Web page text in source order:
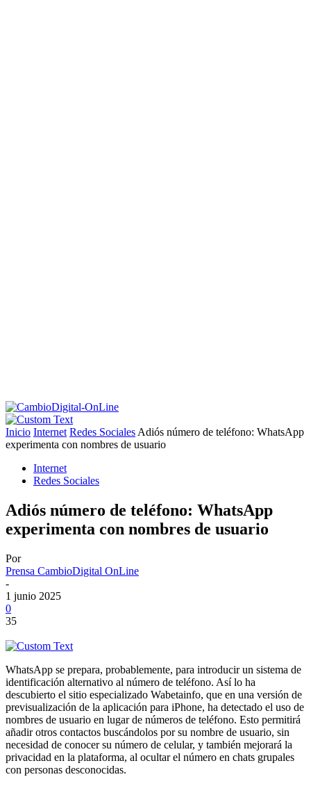
Inicio Internet Redes Sociales Adiós número de teléfono: WhatsApp
experimenta con nombres de usuario
Internet
Redes Sociales
Adiós número de teléfono: WhatsApp
experimenta con nombres de usuario
Por
Prensa CambioDigital OnLine
-
1 junio 2025
0
35
WhatsApp se prepara, probablemente, para introducir un sistema de
identificación alternativo al número de teléfono. Así lo ha
descubierto el sitio especializado Wabetainfo, que en una versión de
previsualización de la aplicación para iPhone, ha detectado el uso de
nombres de usuario en lugar de números de teléfono. Esto permitirá
añadir otros contactos buscándolos por su nombre de usuario, sin
necesidad de conocer su número de celular, y también mejorará la
privacidad en la plataforma, al ocultar el número en chats grupales
con personas desconocidas.